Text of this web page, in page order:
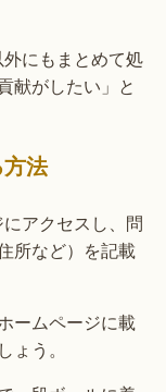
にもまとめて処
献がしたい」と
法
アクセスし、問
所など）を記載
ームページに載
う。